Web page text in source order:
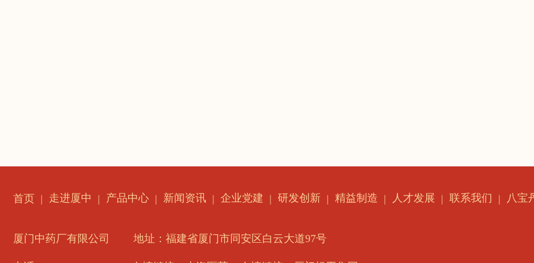
首页 走进厦中 产品中心 新闻资讯 企业党建 研发创新 精益制造 人才发展 联系我们 八宝
厦门中药厂有限公司 地址：福建省厦门市同安区白云大道97号